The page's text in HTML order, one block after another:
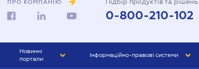
ПРО КОМПАНІЮ
0-800-210-102
Новинні
портали
Інформаційно-правові системи